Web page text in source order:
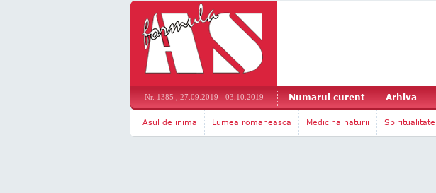
Nr. 1385 , 27.09.2019 - 03.10.2019 Numarul curent Arhiva
Asul de inima Lumea romaneasca Medicina naturii Spiritualitate